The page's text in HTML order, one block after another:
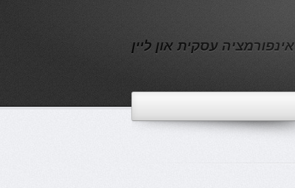
אינפורמציה עסקית און ליין